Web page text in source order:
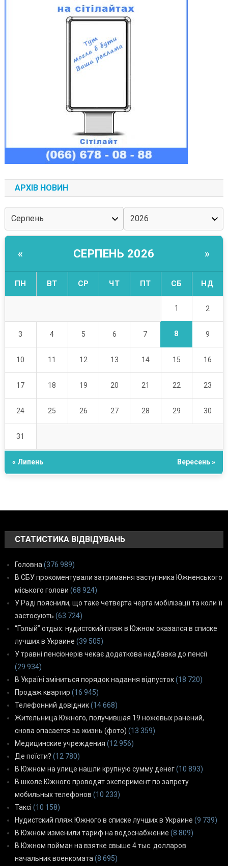
АРХІВ НОВИН
« СЕРПЕНЬ 2026 »
ПН ВТ СР ЧТ ПТ СБ НД
1 2
3 4 5 6 7 8 9
10 11 12 13 14 15 16
17 18 19 20 21 22 23
24 25 26 27 28 29 30
31
« Липень Вересень »
СТАТИСТИКА ВІДВІДУВАНЬ
Головна (376 989)
В СБУ прокоментували затримання заступника Южненського
міського голови (68 924)
У Раді пояснили, що таке четверта черга мобілізації та коли її
застосують (63 724)
“Голый” отдых: нудистский пляж в Южном оказался в списке
лучших в Украине (39 505)
У травні пенсіонерів чекає додаткова надбавка до пенсії
(29 934)
В Україні зміниться порядок надання відпусток(18 720)
Продаж квартир (16 945)
Телефонний довідник(14 668)
Жительница Южного, получившая 19 ножевых ранений,
снова опасается за жизнь (фото) (13 359)
Медицинские учреждения (12 956)
Де поїсти? (12 780)
В Южном на улице нашли крупную сумму денег(10 893)
В школе Южного проводят эксперимент по запрету
мобильных телефонов (10 233)
Таксі (10 158)
Нудистский пляж Южного в списке лучших в Украине (9 739)
В Южном изменили тариф на водоснабжение (8 809)
В Южном пойман на взятке свыше 4 тыс. долларов
начальник военкомата (8 695)